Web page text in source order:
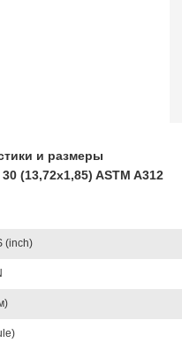
и размеры
(13,72х1,85) ASTM A312
(inch)